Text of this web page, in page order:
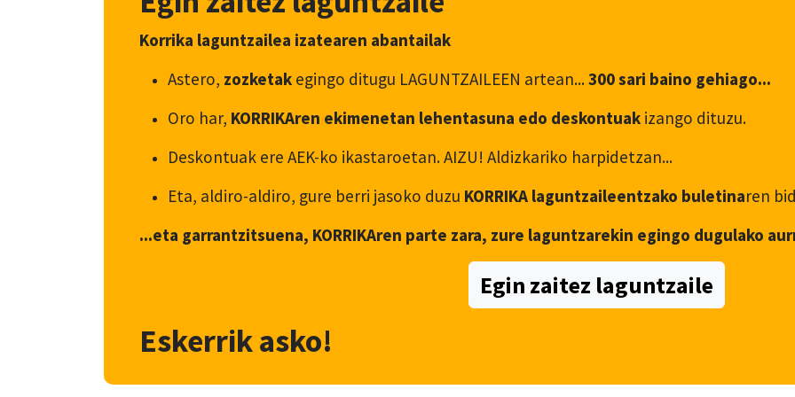
Korrika laguntzailea izatearen abantailak
Astero, zozketak egingo ditugu LAGUNTZAILEEN artean...300 sari baino gehiago...
Oro har, KORRIKAren ekimenetan lehentasuna edo deskontuak izango dituzu.
Deskontuak ere AEK-ko ikastaroetan. AIZU! Aldizkariko harpidetzan...
Eta, aldiro-aldiro, gure berri jasoko duzu KORRIKA laguntzaileentzako buletinaren
...eta garrantzitsuena, KORRIKAren parte zara, zure laguntzarekin egingo dugulako
Egin zaitez laguntzaile
Eskerrik asko!